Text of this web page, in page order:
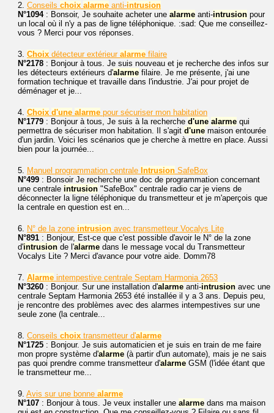
2. Conseils choix alarme anti-intrusion
N°1094: Bonsoir, Je souhaite acheter une alarme anti-intrusion pour
un local où il n'y a pas de ligne téléphonique. :sad: Que me conseillez-
vous ? Merci pour vos réponses.
3. Choix détecteur extérieur alarme filaire
N°2178 : Bonjour à tous. Je suis nouveau et je recherche des infos sur
les détecteurs extérieurs d'alarme filaire. Je me présente, j'ai une
formation technique et travaille dans l'industrie. J'ai pour projet de
déménager et je...
4. Choix d'une alarme pour sécuriser mon habitation
N°1779 : Bonjour à tous, Je suis à la recherche d'une alarme qui
permettra de sécuriser mon habitation. Il s'agit d'une maison entourée
d'un jardin. Voici les scénarios que je cherche à mettre en place. Aussi
bien pour la journée...
5. Manuel programmation centrale Intrusion SafeBox
N°499 : Bonsoir Je recherche une doc de programmation concernant
une centrale intrusion "SafeBox" centrale radio car je viens de
déconnecter la ligne téléphonique du transmetteur et je m'aperçois que
la centrale en question est en...
6. N° de la zone intrusion avec transmetteur Vocalys Lite
N°891 : Bonjour, Est-ce que c'est possible d'avoir le N° de la zone
d'intrusion de l'alarme dans le message vocal du Transmetteur
Vocalys Lite ? Merci d'avance pour votre aide. Domm78
7. Alarme intempestive centrale Septam Harmonia 2653
N°3260 : Bonjour. Sur une installation d'alarme anti-intrusion avec une
centrale Septam Harmonia 2653 été installée il y a 3 ans. Depuis peu,
je rencontre des problèmes avec des alarmes intempestives sur une
seule zone (la centrale...
8. Conseils choix transmetteur d'alarme
N°1725 : Bonjour. Je suis automaticien et je suis en train de me faire
mon propre système d'alarme (à partir d'un automate), mais je ne sais
pas quoi prendre comme transmetteur d'alarme GSM (l'idée étant que
le transmetteur me...
9. Avis sur une bonne alarme
N°107 : Bonjour à tous. Je veux installer une alarme dans ma maison